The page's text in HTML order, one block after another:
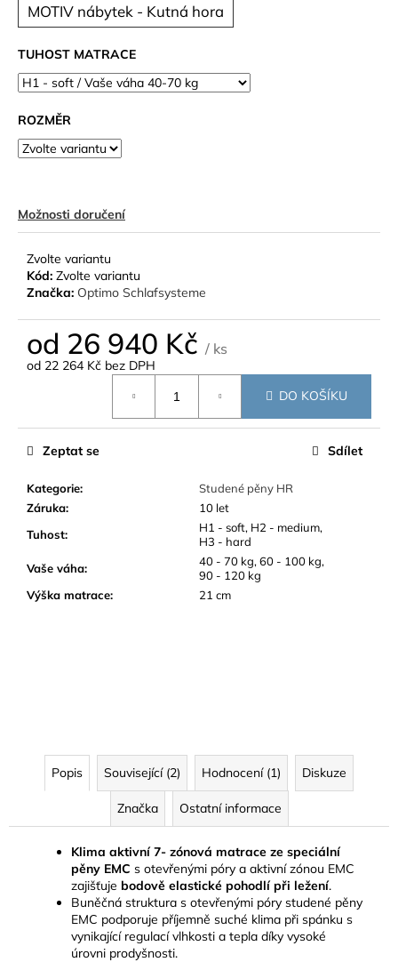
MOTIV nábytek - Kutná hora
TUHOST MATRACE
ROZMĚR
Možnosti doručení
Zvolte variantu
Kód: Zvolte variantu
Značka: Optimo Schlafsysteme
od 26 940 Kč / ks
od 22 264 Kč bez DPH
DO KOŠÍKU
Kategorie:
Studené pěny HR
Záruka:
10 let
Tuhost:
H1 - soft, H2 - medium,
H3 - hard
Vaše váha:
40 - 70 kg, 60 - 100 kg,
90 - 120 kg
Výška matrace: 21 cm
Zeptat se Sdílet
Popis Související (2) Hodnocení (1) Diskuze
Značka Ostatní informace
Klima aktivní 7- zónová matrace ze speciální
pěny EMC s otevřenými póry a aktivní zónou EMC
zajišťuje bodově elastické pohodlí při ležení.
Buněčná struktura s otevřenými póry studené pěny
EMC podporuje příjemně suché klima při spánku s
vynikající regulací vlhkosti a tepla díky vysoké
úrovni prodyšnosti.